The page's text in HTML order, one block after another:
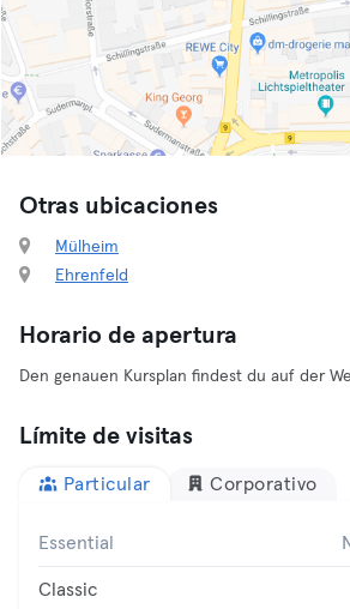
Otras ubicaciones
Mülheim
Ehrenfeld
Horario de apertura
Den genauen Kursplan findest du auf der
Límite de visitas
Particular Corporativo
Essential
Classic